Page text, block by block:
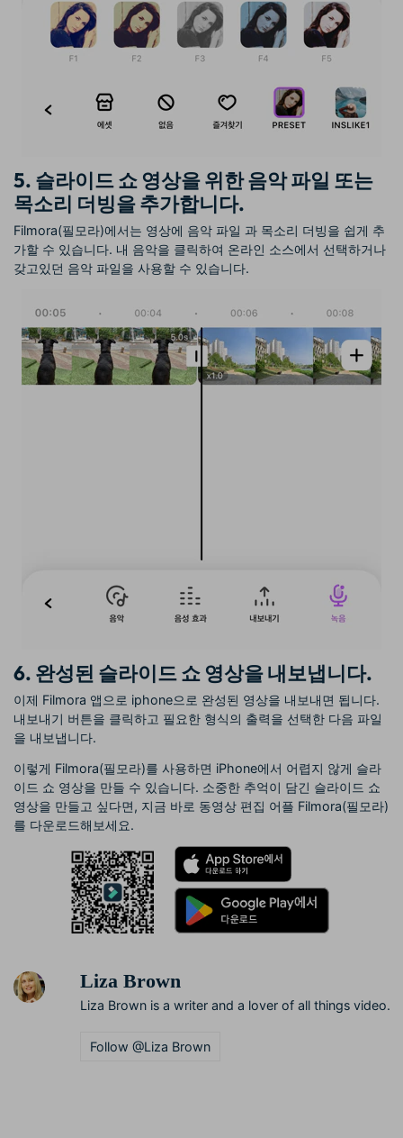
5. 슬라이드 쇼 영상을 위한 음악 파일 또는
목소리 더빙을 추가합니다.
Filmora(필모라)에서는 영상에 음악 파일 과 목소리 더빙을 쉽게 추
가할 수 있습니다. 내 음악을 클릭하여 온라인 소스에서 선택하거나
갖고있던 음악 파일을 사용할 수 있습니다.
6. 완성된 슬라이드 쇼 영상을 내보냅니다.
이제 Filmora 앱으로 iphone으로 완성된 영상을 내보내면 됩니다.
내보내기 버튼을 클릭하고 필요한 형식의 출력을 선택한 다음 파일
을 내보냅니다.
이렇게 Filmora(필모라)를 사용하면 iPhone에서 어렵지 않게 슬라
이드 쇼 영상을 만들 수 있습니다. 소중한 추억이 담긴 슬라이드 쇼
영상을 만들고 싶다면, 지금 바로 동영상 편집 어플 Filmora(필모라)
를 다운로드해보세요.
Liza Brown
Liza Brown is a writer and a lover of all things video.
Follow @Liza Brown